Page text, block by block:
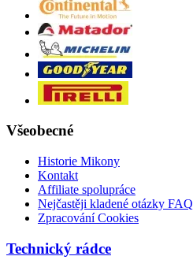
Všeobecné
Historie Mikony
Kontakt
Affiliate spolupráce
Nejčastěji kladené otázky FAQ
Zpracování Cookies
Technický rádce